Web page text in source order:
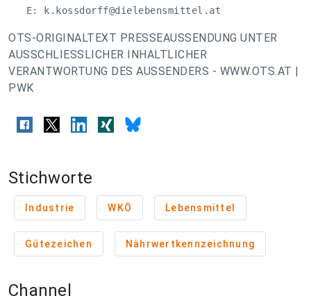
   E:
k.kossdorff@dielebensmittel.at
OTS-ORIGINALTEXT PRESSEAUSSENDUNG UNTER
AUSSCHLIESSLICHER INHALTLICHER
VERANTWORTUNG DES AUSSENDERS - WWW.OTS.AT |
PWK
Stichworte
Industrie WKÖ Lebensmittel
Gütezeichen Nährwertkennzeichnung
Channel